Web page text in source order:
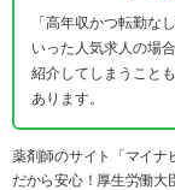
「高年収かつ転勤な
いった人気求人の場
紹介してしまうこと
あります。
薬剤師のサイト「マイナ
だから安心！厚生労働大